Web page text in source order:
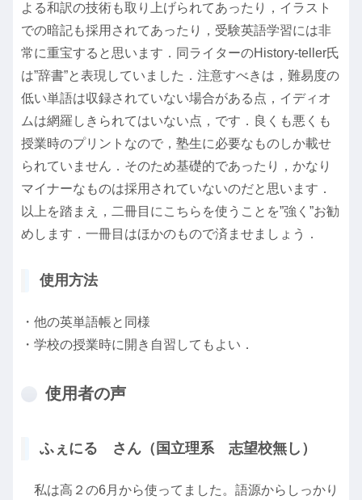
よる和訳の技術も取り上げられてあったり，イラスト
での暗記も採用されてあったり，受験英語学習には非
常に重宝すると思います．同ライターのHistory-teller氏
は”辞書”と表現していました．注意すべきは，難易度の
低い単語は収録されていない場合がある点，イディオ
ムは網羅しきられてはいない点，です．良くも悪くも
授業時のプリントなので，塾生に必要なものしか載せ
られていません．そのため基礎的であったり，かなり
マイナーなものは採用されていないのだと思います．
以上を踏まえ，二冊目にこちらを使うことを”強く”お勧
めします．一冊目はほかのもので済ませましょう．
使用方法
・他の英単語帳と同様
・学校の授業時に開き自習してもよい．
使用者の声
ふぇにる さん（国立理系 志望校無し）
私は高２の6月から使ってました。語源からしっかり